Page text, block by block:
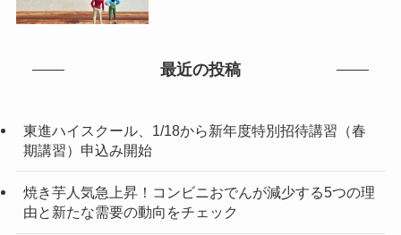
最近の投稿
東進ハイスクール、1/18から新年度特別招待講習（春
期講習）申込み開始
焼き芋人気急上昇！コンビニおでんが減少する5つの理
由と新たな需要の動向をチェック